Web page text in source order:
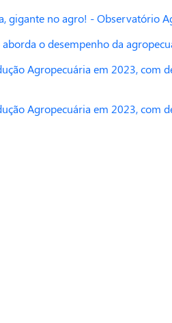
gigante no agro! - Observatório
o desempenho da
Agropecuária em 2023,
Agropecuária em 2023,